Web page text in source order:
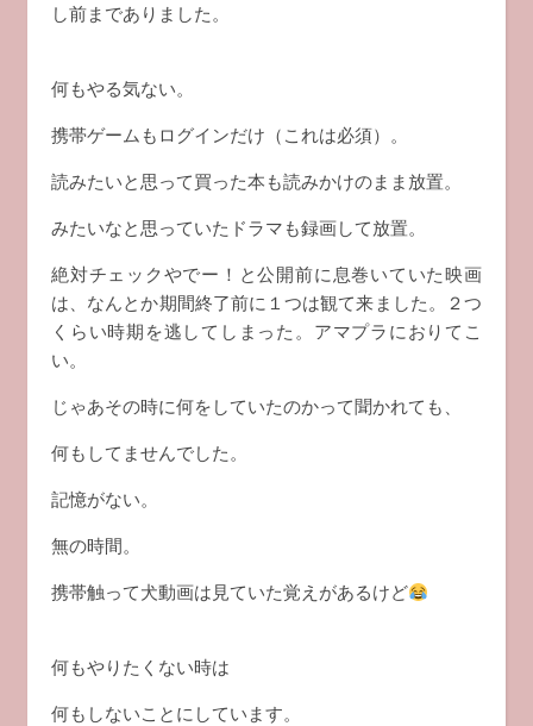
し前までありました。
何もやる気ない。
携帯ゲームもログインだけ（これは必須）。
読みたいと思って買った本も読みかけのまま放置。
みたいなと思っていたドラマも録画して放置。
絶対チェックやでー！と公開前に息巻いていた映画
は、なんとか期間終了前に１つは観て来ました。２つ
くらい時期を逃してしまった。アマプラにおりてこ
い。
じゃあその時に何をしていたのかって聞かれても、
何もしてませんでした。
記憶がない。
無の時間。
携帯触って犬動画は見ていた覚えがあるけど
何もやりたくない時は
何もしないことにしています。